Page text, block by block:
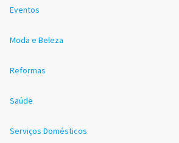
Eventos
Moda e Beleza
Reformas
Saúde
Serviços Domésticos